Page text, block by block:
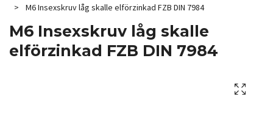
M6 Insexskruv låg skalle elförzinkad FZB DIN 7984
M6 Insexskruv låg skalle
elförzinkad FZB DIN 7984